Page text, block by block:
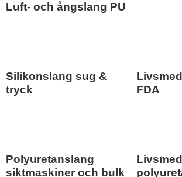
Luft- och ångslang PU
Silikonslang sug &
tryck
FDA
Polyuretanslang
siktmaskiner och bulk